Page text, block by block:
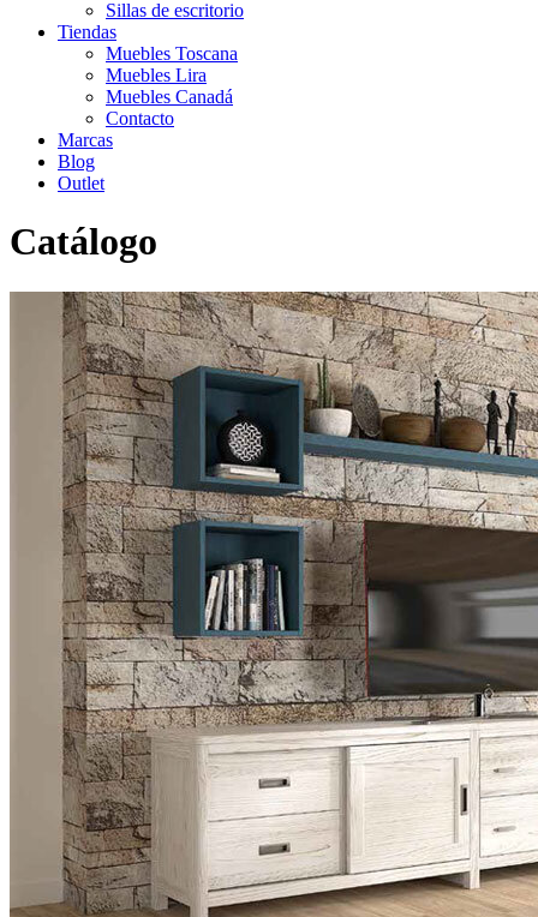
Sillas de escritorio
Tiendas
Muebles Toscana
Muebles Lira
Muebles Canadá
Contacto
Marcas
Blog
Outlet
Catálogo
>Catálogo>Salón>Salon Colonial>Mueble de TV
Cerdeña